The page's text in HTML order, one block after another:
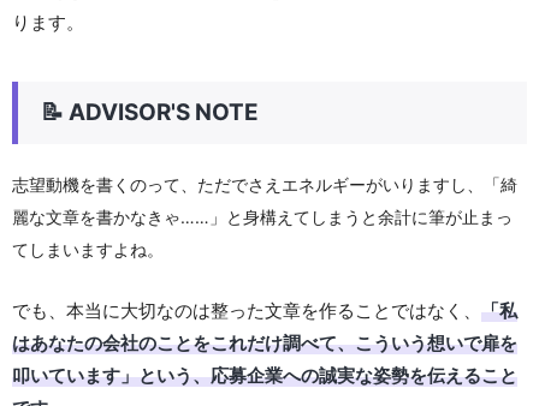
ります。
📝 ADVISOR'S NOTE
志望動機を書くのって、ただでさえエネルギーがいりますし、「綺
麗な文章を書かなきゃ……」と身構えてしまうと余計に筆が止まっ
てしまいますよね。
でも、本当に大切なのは整った文章を作ることではなく、 「私
はあなたの会社のことをこれだけ調べて、こういう想いで扉を
叩いています」という、応募企業への誠実な姿勢を伝えること